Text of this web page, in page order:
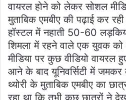
वायरल होने को लेकर सोशल
मुताबिक एमबीए की पढ़ाई कर
हॉस्टल में नहाती 50-60
शिमला में रहने वाले एक युवक
मीडिया पर कुछ वीडियो वायरल
आने के बाद यूनिवर्सिटी में
थ्योरी के मुताबिक एमबीए का
रहा था कि तभी कुछ छात्रों ने